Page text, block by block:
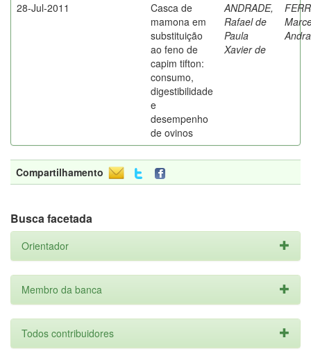
28-Jul-2011
Casca de
mamona em
substituição
ao feno de
capim tifton:
consumo,
digestibilidade
e
desempenho
de ovinos
ANDRADE,
Rafael de
Paula
Xavier de
Compartilhamento
Busca facetada
Orientador
Membro da banca
Todos contribuidores